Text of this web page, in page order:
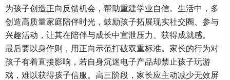
为孩子创造正向反馈机会，帮助重建学业自信。生活中，多
创造高质量家庭陪伴时光，鼓励孩子拓展现实社交圈、参与
兴趣活动，让其在陪伴与成长中宣泄压力、获得成就感。
最后要以身作则，用正向示范打破双重标准。家长的行为对
孩子有着直接影响，若自身沉迷电子产品却禁止孩子玩游
戏，难以获得孩子信服。高三阶段，家长应主动减少无效屏